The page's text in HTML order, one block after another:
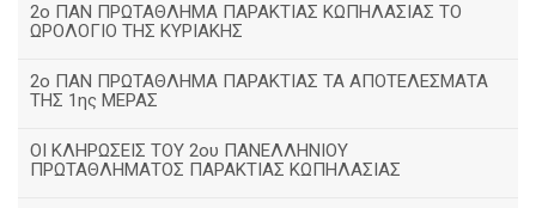
2ο ΠΑΝ ΠΡΩΤΑΘΛΗΜΑ ΠΑΡΑΚΤΙΑΣ ΚΩΠΗΛΑΣΙΑΣ ΤΟ
ΩΡΟΛΟΓΙΟ ΤΗΣ ΚΥΡΙΑΚΗΣ
2ο ΠΑΝ ΠΡΩΤΑΘΛΗΜΑ ΠΑΡΑΚΤΙΑΣ ΤΑ ΑΠΟΤΕΛΕΣΜΑΤΑ
ΤΗΣ 1ης ΜΕΡΑΣ
ΟΙ ΚΛΗΡΩΣΕΙΣ ΤΟΥ 2ου ΠΑΝΕΛΛΗΝΙΟΥ
ΠΡΩΤΑΘΛΗΜΑΤΟΣ ΠΑΡΑΚΤΙΑΣ ΚΩΠΗΛΑΣΙΑΣ